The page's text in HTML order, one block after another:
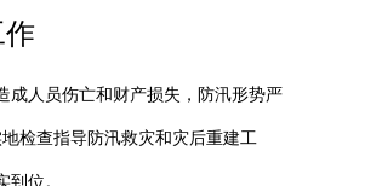
作
成人员伤亡和财产损失，防汛形势严
检查指导防汛救灾和灾后重建工
到位。…